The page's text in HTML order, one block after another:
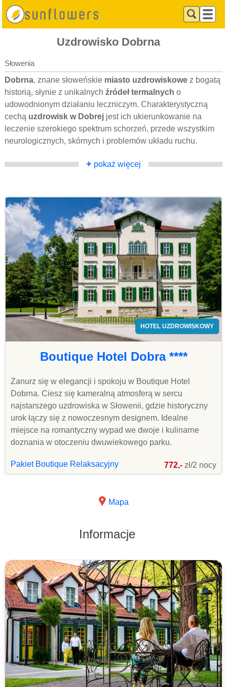
Uzdrowisko Dobrna
Słowenia
Dobrna, znane słoweńskie miasto uzdrowiskowe z bogatą
historią, słynie z unikalnych źródeł termalnych o
udowodnionym działaniu leczniczym. Charakterystyczną
cechą uzdrowisk w Dobrej jest ich ukierunkowanie na
leczenie szerokiego spektrum schorzeń, przede wszystkim
neurologicznych, skórnych i problemów układu ruchu.
+ pokaż więcej
HOTEL UZDROWISKOWY
Boutique Hotel Dobra ****
Zanurz się w elegancji i spokoju w Boutique Hotel
Dobrna. Ciesz się kameralną atmosferą w sercu
najstarszego uzdrowiska w Słowenii, gdzie historyczny
urok łączy się z nowoczesnym designem. Idealne
miejsce na romantyczny wypad we dwoje i kulinarne
doznania w otoczeniu dwuwiekowego parku.
Pakiet Boutique Relaksacyjny 772,- zł/2 nocy
Mapa
Informacje